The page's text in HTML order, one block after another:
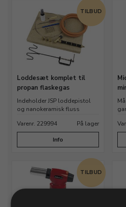
TILBUD
Loddesæt komplet til
propan flaskegas
Indeholder JSP loddepistol
og nanokeramisk fluss
Varenr. 229994
På lager
Info
TILBUD